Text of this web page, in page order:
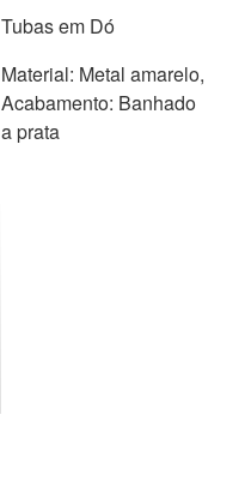
Tubas em Dó
Material: Metal amarelo,
Acabamento: Banhado
a prata